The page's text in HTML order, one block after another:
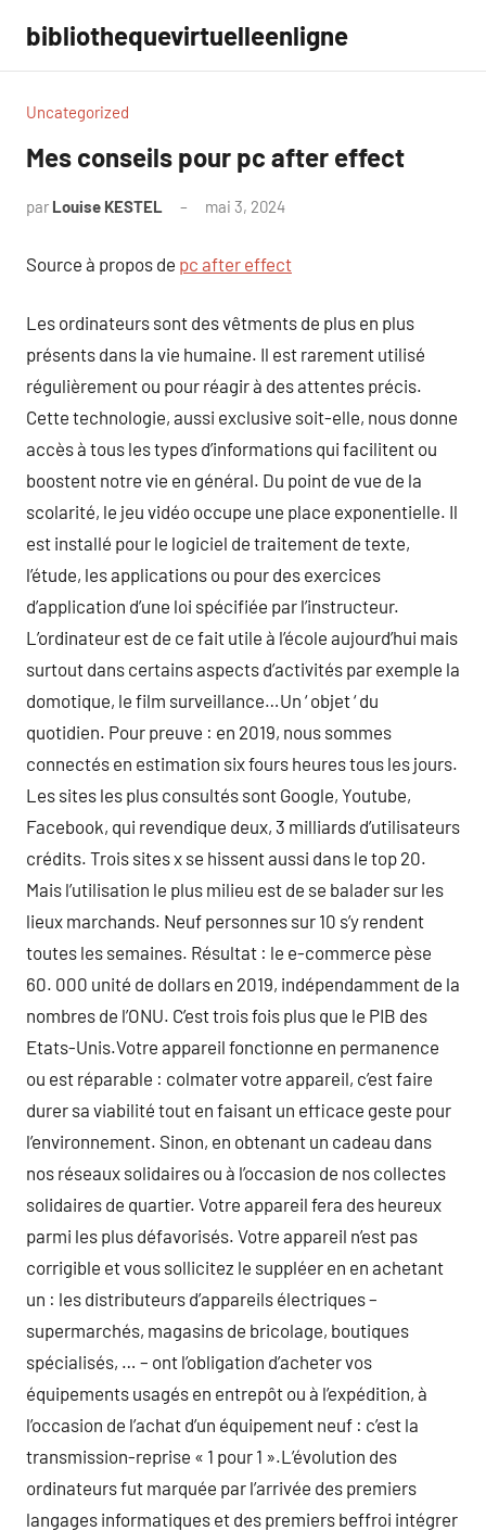
contenu
bibliothequevirtuelleenligne
Uncategorized
Mes conseils pour pc after effect
par Louise KESTEL mai 3, 2024
Source à propos de pc after effect
Les ordinateurs sont des vêtments de plus en plus
présents dans la vie humaine. Il est rarement utilisé
régulièrement ou pour réagir à des attentes précis.
Cette technologie, aussi exclusive soit-elle, nous donne
accès à tous les types d’informations qui facilitent ou
boostent notre vie en général. Du point de vue de la
scolarité, le jeu vidéo occupe une place exponentielle. Il
est installé pour le logiciel de traitement de texte,
l’étude, les applications ou pour des exercices
d’application d’une loi spécifiée par l’instructeur.
L’ordinateur est de ce fait utile à l’école aujourd’hui mais
surtout dans certains aspects d’activités par exemple la
domotique, le film surveillance…Un ‘ objet ‘ du
quotidien. Pour preuve : en 2019, nous sommes
connectés en estimation six fours heures tous les jours.
Les sites les plus consultés sont Google, Youtube,
Facebook, qui revendique deux, 3 milliards d’utilisateurs
crédits. Trois sites x se hissent aussi dans le top 20.
Mais l’utilisation le plus milieu est de se balader sur les
lieux marchands. Neuf personnes sur 10 s’y rendent
toutes les semaines. Résultat : le e-commerce pèse
60. 000 unité de dollars en 2019, indépendamment de la
nombres de l’ONU. C’est trois fois plus que le PIB des
Etats-Unis.Votre appareil fonctionne en permanence
ou est réparable : colmater votre appareil, c’est faire
durer sa viabilité tout en faisant un efficace geste pour
l’environnement. Sinon, en obtenant un cadeau dans
nos réseaux solidaires ou à l’occasion de nos collectes
solidaires de quartier. Votre appareil fera des heureux
parmi les plus défavorisés. Votre appareil n’est pas
corrigible et vous sollicitez le suppléer en en achetant
un : les distributeurs d’appareils électriques –
supermarchés, magasins de bricolage, boutiques
spécialisés, … – ont l’obligation d’acheter vos
équipements usagés en entrepôt ou à l’expédition, à
l’occasion de l’achat d’un équipement neuf : c’est la
transmission-reprise « 1 pour 1 ».L’évolution des
ordinateurs fut marquée par l’arrivée des premiers
langages informatiques et des premiers beffroi intégrer